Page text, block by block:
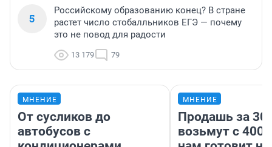
5
Российскому образованию конец? В стране
растет число стобалльников ЕГЭ — почему
это не повод для радости
13 179 79
МНЕНИЕ
От сусликов до
автобусов с
МНЕНИЕ
Продашь за
возьмут с